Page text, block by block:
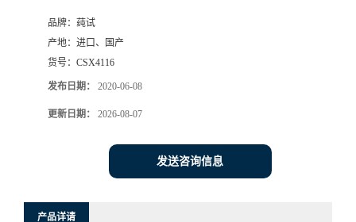
品牌： 莼试
产地： 进口、国产
货号： CSX4116
发布日期： 2020-06-08
更新日期： 2026-08-07
发送咨询信息
产品详请